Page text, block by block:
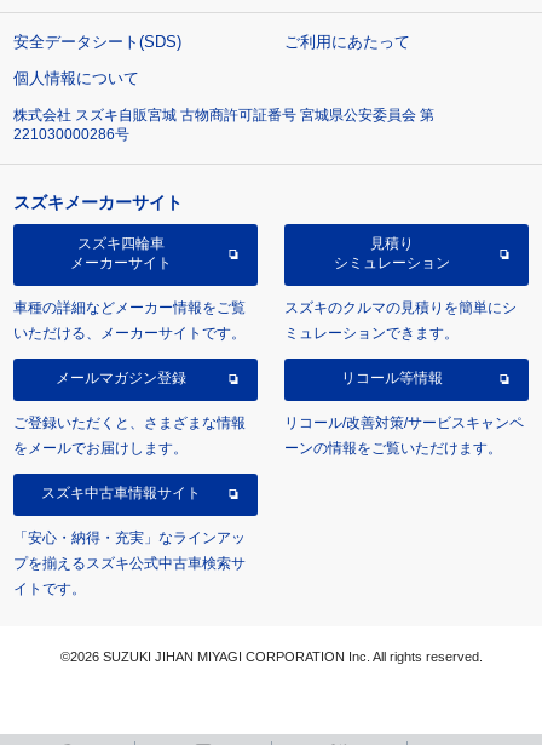
安全データシート(SDS)
ご利用にあたって
個人情報について
株式会社 スズキ自販宮城 古物商許可証番号 宮城県公安委員会 第
221030000286号
スズキメーカーサイト
スズキ四輪車
メーカーサイト
車種の詳細などメーカー情報をご覧
いただける、メーカーサイトです。
見積り
シミュレーション
スズキのクルマの見積りを簡単にシ
ミュレーションできます。
メールマガジン登録
ご登録いただくと、さまざまな情報
をメールでお届けします。
リコール等情報
リコール/改善対策/サービスキャンペ
ーンの情報をご覧いただけます。
スズキ中古車情報サイト
「安心・納得・充実」なラインアッ
プを揃えるスズキ公式中古車検索サ
イトです。
©2026 SUZUKI JIHAN MIYAGI CORPORATION Inc. All rights reserved.